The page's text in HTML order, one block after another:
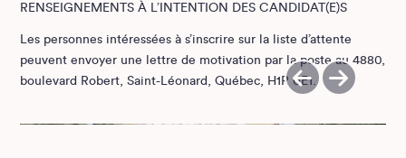
RENSEIGNEMENTS À L’INTENTION DES CANDIDAT(E)S
Les personnes intéressées à s’inscrire sur la liste d’attente
peuvent envoyer une lettre de motivation par la poste au 4880,
boulevard Robert, Saint-Léonard, Québec, H1R 0E1.